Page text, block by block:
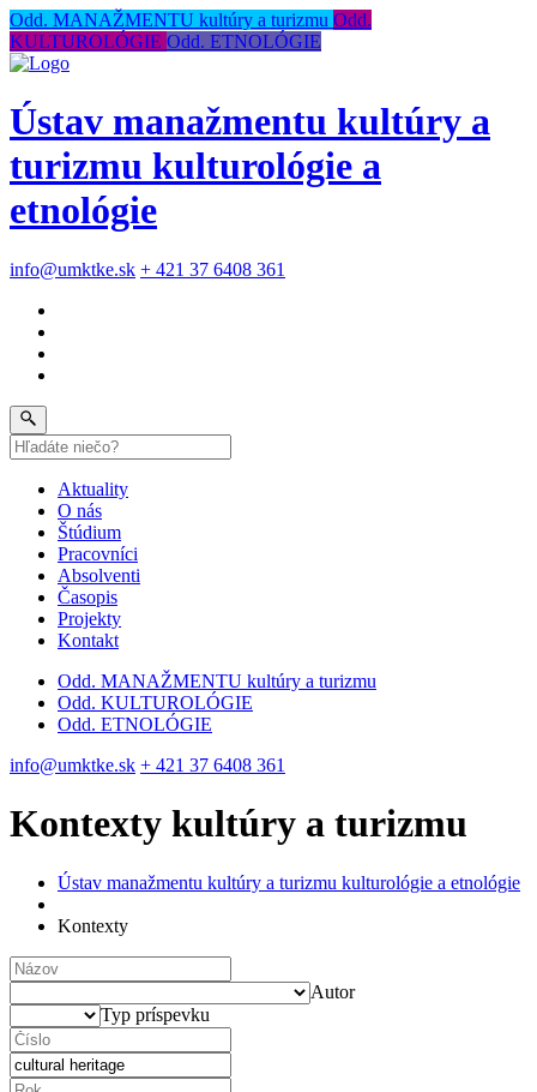
Odd. MANAŽMENTU kultúry a turizmu Odd.
KULTUROLÓGIE Odd. ETNOLÓGIE
Ústav manažmentu kultúry a
turizmu kulturológie a
etnológie
info@umktke.sk + 421 37 6408 361
Aktuality
O nás
Štúdium
Pracovníci
Absolventi
Časopis
Projekty
Kontakt
Odd. MANAŽMENTU kultúry a turizmu
Odd. KULTUROLÓGIE
Odd. ETNOLÓGIE
info@umktke.sk + 421 37 6408 361
Kontexty kultúry a turizmu
Ústav manažmentu kultúry a turizmu kulturológie a etnológie
Kontexty
Autor
Typ príspevku